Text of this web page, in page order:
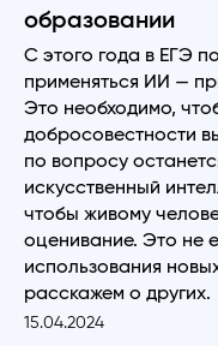
образовании
С этого года в ЕГЭ
применяться ИИ —
Это необходимо,
добросовестности
по вопросу
искусственный
чтобы живому
оценивание. Это не
использования
расскажем о других.
15.04.2024